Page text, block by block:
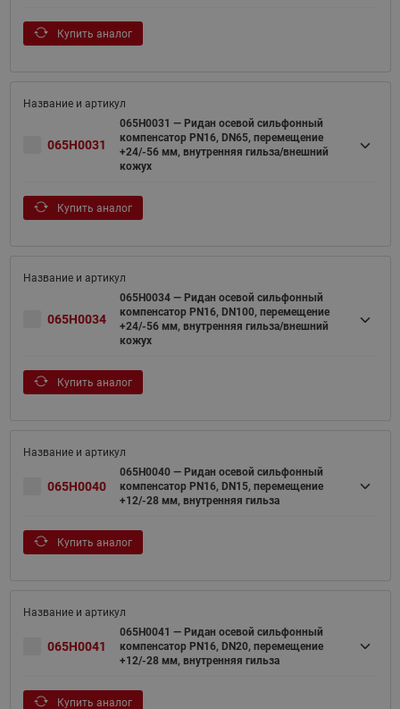
Купить аналог
065H0031
065H0031 — Ридан осевой сильфонный
компенсатор PN16, DN65, перемещение
+24/-56 мм, внутренняя гильза/внешний
кожух
Купить аналог
065H0034
065H0034 — Ридан осевой сильфонный
компенсатор PN16, DN100, перемещение
+24/-56 мм, внутренняя гильза/внешний
кожух
Купить аналог
065H0040
065H0040 — Ридан осевой сильфонный
компенсатор PN16, DN15, перемещение
+12/-28 мм, внутренняя гильза
Купить аналог
065H0041
065H0041 — Ридан осевой сильфонный
компенсатор PN16, DN20, перемещение
+12/-28 мм, внутренняя гильза
Купить аналог